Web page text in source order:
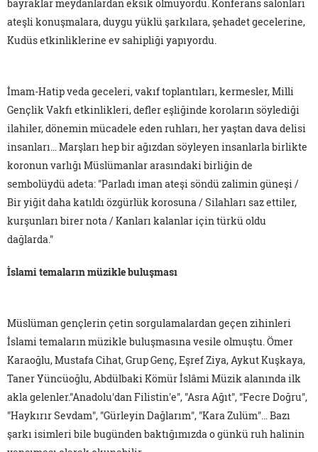
bayraklar meydanlardan eksik olmuyordu. Konferans salonları
ateşli konuşmalara, duygu yüklü şarkılara, şehadet gecelerine,
Kudüs etkinliklerine ev sahipliği yapıyordu.
İmam-Hatip veda geceleri, vakıf toplantıları, kermesler, Milli
Gençlik Vakfı etkinlikleri, defler eşliğinde koroların söylediği
ilahiler, dönemin mücadele eden ruhları, her yaştan dava delisi
insanları… Marşları hep bir ağızdan söyleyen insanlarla birlikte
koronun varlığı Müslümanlar arasındaki birliğin de
sembolüydü adeta: "Parladı iman ateşi söndü zalimin güneşi /
Bir yiğit daha katıldı özgürlük korosuna / Silahları saz ettiler,
kurşunları birer nota / Kanları kalanlar için türkü oldu
dağlarda."
İslami temaların müzikle buluşması
Müslüman gençlerin çetin sorgulamalardan geçen zihinleri
İslami temaların müzikle buluşmasına vesile olmuştu. Ömer
Karaoğlu, Mustafa Cihat, Grup Genç, Eşref Ziya, Aykut Kuşkaya,
Taner Yüncüoğlu, Abdülbaki Kömür İslâmi Müzik alanında ilk
akla gelenler."Anadolu'dan Filistin'e", "Asra Ağıt", "Fecre Doğru",
"Haykırır Sevdam", "Gürleyin Dağlarım", "Kara Zulüm"… Bazı
şarkı isimleri bile bugünden baktığımızda o günkü ruh halinin